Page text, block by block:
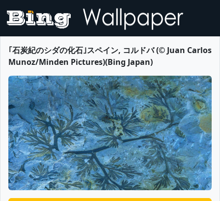
｢石炭紀のシダの化石｣スペイン, コルドバ (© Juan Carlos
Munoz/Minden Pictures)(Bing Japan)